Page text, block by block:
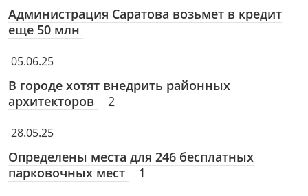
Администрация Саратова возьмет в кредит
еще 50 млн
05.06.25
В городе хотят внедрить районных
архитекторов
2
28.05.25
Определены места для 246 бесплатных
парковочных мест
1